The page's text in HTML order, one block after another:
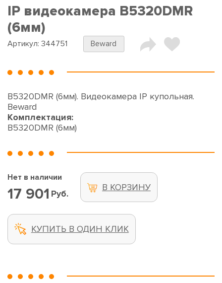
IP видеокамера B5320DMR
(6мм)
Артикул: 344751 Beward
B5320DMR (6мм). Видеокамера IP купольная.
Beward
Комплектация:
B5320DMR (6мм)
Нет в наличии
17 901 Руб.
В КОРЗИНУ
КУПИТЬ В ОДИН КЛИК